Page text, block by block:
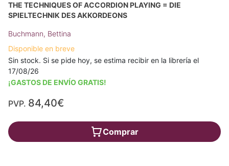
THE TECHNIQUES OF ACCORDION PLAYING = DIE
SPIELTECHNIK DES AKKORDEONS
Buchmann, Bettina
Disponible en breve
Sin stock. Si se pide hoy, se estima recibir en la librería el
17/08/26
¡GASTOS DE ENVÍO GRATIS!
PVP. 84,40€
Comprar